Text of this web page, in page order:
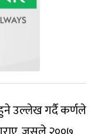
उल्लेख गर्दै कर्णले